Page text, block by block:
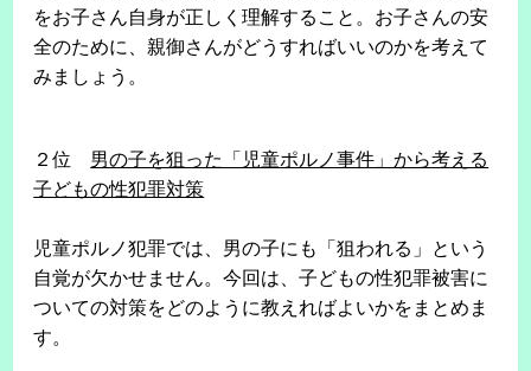
をお子さん自身が正しく理解すること。お子さんの安
全のために、親御さんがどうすればいいのかを考えて
みましょう。
２位 男の子を狙った「児童ポルノ事件」から考える
子どもの性犯罪対策
児童ポルノ犯罪では、男の子にも「狙われる」という
自覚が欠かせません。今回は、子どもの性犯罪被害に
ついての対策をどのように教えればよいかをまとめま
す。